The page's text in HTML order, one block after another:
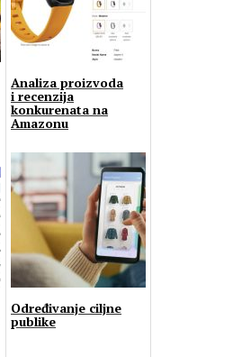
Analiza proizvoda
i recenzija
konkurenata na
Amazonu
Određivanje ciljne
publike